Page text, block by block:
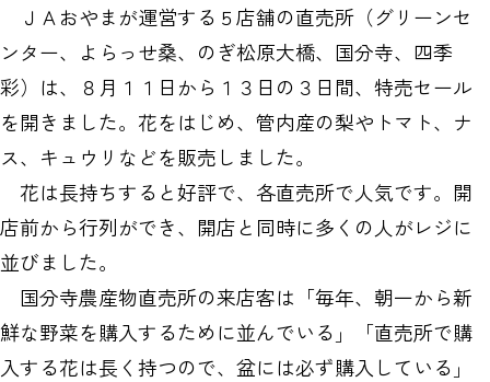
ＪＡおやまが運営する５店舗の直売所（グリーンセ
ンター、よらっせ桑、のぎ松原大橋、国分寺、四季
彩）は、８月１１日から１３日の３日間、特売セール
を開きました。花をはじめ、管内産の梨やトマト、ナ
ス、キュウリなどを販売しました。
花は長持ちすると好評で、各直売所で人気です。開
店前から行列ができ、開店と同時に多くの人がレジに
並びました。
国分寺農産物直売所の来店客は「毎年、朝一から新
鮮な野菜を購入するために並んでいる」「直売所で購
入する花は長く持つので、盆には必ず購入している」